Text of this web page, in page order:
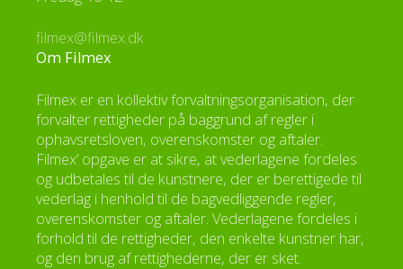
filmex@filmex.dk
Om Filmex
Filmex er en kollektiv forvaltningsorganisation, der
forvalter rettigheder på baggrund af regler i
ophavsretsloven, overenskomster og aftaler.
Filmex’ opgave er at sikre, at vederlagene fordeles
og udbetales til de kunstnere, der er berettigede til
vederlag i henhold til de bagvedliggende regler,
overenskomster og aftaler. Vederlagene fordeles i
forhold til de rettigheder, den enkelte kunstner har,
og den brug af rettighederne, der er sket.